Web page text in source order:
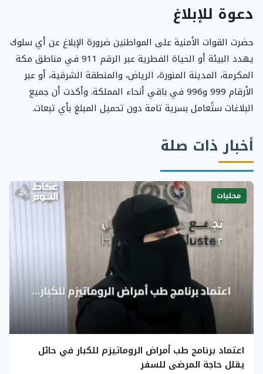
دعوة للإبلاغ
حضرت القوات الأمنية على المواطنين ضرورة الإبلاغ عن أي سلوك
يهدد البيئة أو الحياة الفطرية عبر الرقم 911 في مناطق مكة
المكرمة، المدينة المنورة، الرياض، والمنطقة الشرقية، أو عبر
الأرقام 999 و996 في باقي أنحاء المملكة. وأكدت أن جميع
البلاغات ستُعامل بسرية تامة دون تحميل المبلغ بأي تبعات.
أخبار ذات صلة
محليات
اعتماد برنامج طب أمراض الروماتيزم للكبار في حائل
يقلل حاجة المرضى للسفر